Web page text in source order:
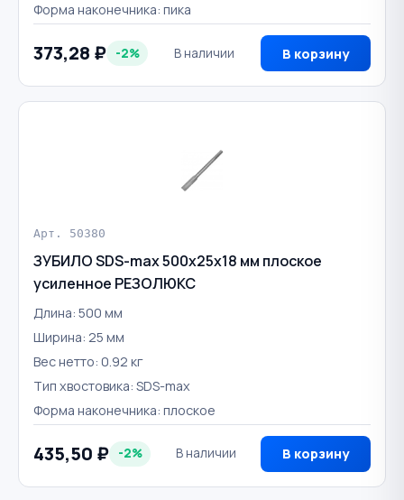
Форма наконечника: пика
373,28 ₽ -2% В наличии В корзину
Арт. 50380
ЗУБИЛО SDS-max 500х25х18 мм плоское
усиленное РЕЗОЛЮКС
Длина: 500 мм
Ширина: 25 мм
Вес нетто: 0.92 кг
Тип хвостовика: SDS-max
Форма наконечника: плоское
435,50 ₽ -2% В наличии В корзину